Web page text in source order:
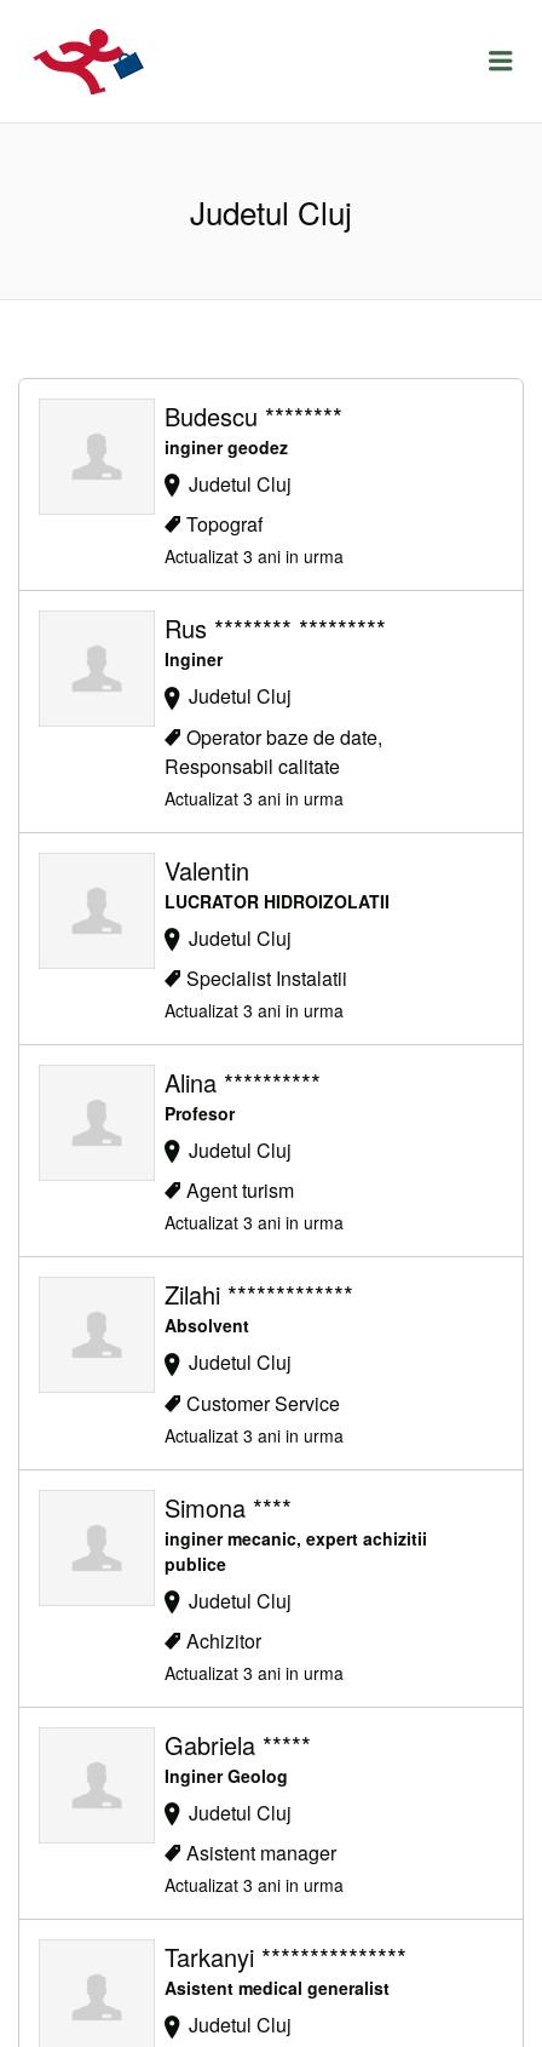
LOCURIDEMUNCACLUJ.NET
Judetul Cluj
Budescu ********
inginer geodez
Judetul Cluj
Topograf
Actualizat 3 ani in urma
Rus ******** *********
Inginer
Judetul Cluj
Operator baze de date,
Responsabil calitate
Actualizat 3 ani in urma
Valentin
LUCRATOR HIDROIZOLATII
Judetul Cluj
Specialist Instalatii
Actualizat 3 ani in urma
Alina **********
Profesor
Judetul Cluj
Agent turism
Actualizat 3 ani in urma
Zilahi *************
Absolvent
Judetul Cluj
Customer Service
Actualizat 3 ani in urma
Simona ****
inginer mecanic, expert achizitii
publice
Judetul Cluj
Achizitor
Actualizat 3 ani in urma
Gabriela *****
Inginer Geolog
Judetul Cluj
Asistent manager
Actualizat 3 ani in urma
Tarkanyi ***************
Asistent medical generalist
Judetul Cluj